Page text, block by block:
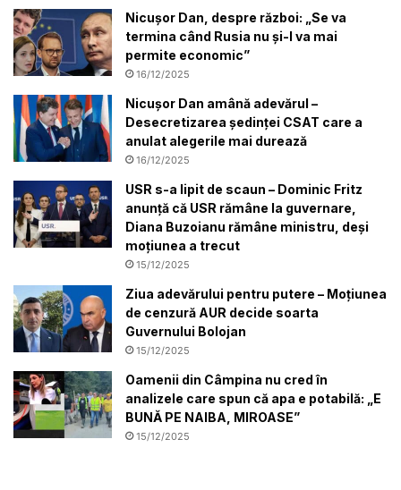
Nicușor Dan, despre război: „Se va
termina când Rusia nu și-l va mai
permite economic”
16/12/2025
Nicușor Dan amână adevărul –
Desecretizarea ședinței CSAT care a
anulat alegerile mai durează
16/12/2025
USR s-a lipit de scaun – Dominic Fritz
anunță că USR rămâne la guvernare,
Diana Buzoianu rămâne ministru, deși
moțiunea a trecut
15/12/2025
Ziua adevărului pentru putere – Moțiunea
de cenzură AUR decide soarta
Guvernului Bolojan
15/12/2025
Oamenii din Câmpina nu cred în
analizele care spun că apa e potabilă: „E
BUNĂ PE NAIBA, MIROASE”
15/12/2025